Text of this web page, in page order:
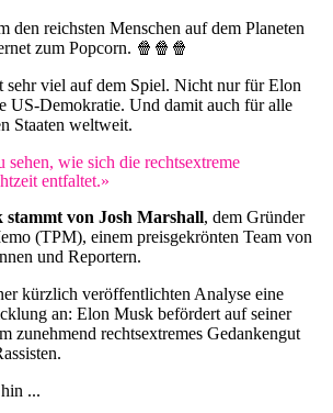
den reichsten Menschen auf dem Planeten
zum Popcorn. 🍿🍿🍿
sehr viel auf dem Spiel. Nicht nur für Elon
US-Demokratie. Und damit auch für alle
Staaten weltweit.
sehen, wie sich die rechtsextreme
entfaltet.»
stammt von Josh Marshall, dem Gründer
(TPM), einem preisgekrönten Team von
und Reportern.
kürzlich veröffentlichten Analyse eine
an: Elon Musk befördert auf seiner
zunehmend rechtsextremes Gedankengut
...